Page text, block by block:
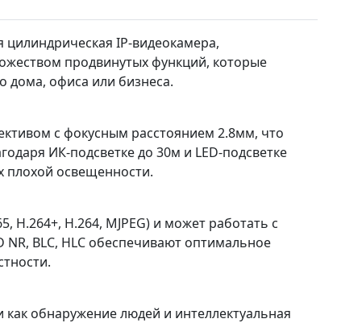
цилиндрическая IP-видеокамера,
продвинутых функций, которые
дома, офиса или бизнеса.
с фокусным расстоянием 2.8мм, что
ИК-подсветке до 30м и LED-подсветке
плохой освещенности.
H.264, MJPEG) и может работать с
BLC, HLC обеспечивают оптимальное
обнаружение людей и интеллектуальная